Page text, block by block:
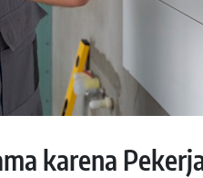
karena